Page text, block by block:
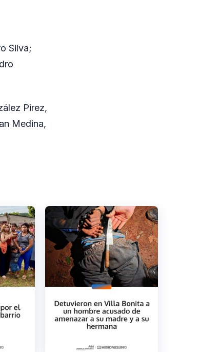
Silva;
Pirez,
Medina,